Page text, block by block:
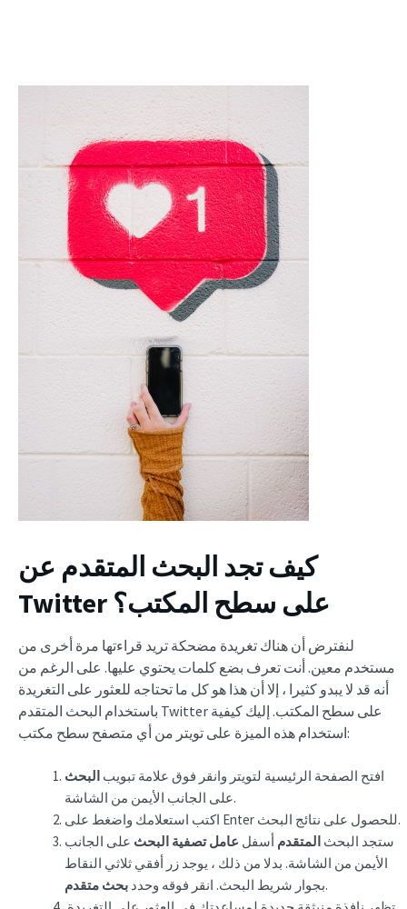
كيف تجد البحث المتقدم عن
Twitter على سطح المكتب؟
لنفترض أن هناك تغريدة مضحكة تريد قراءتها مرة أخرى من
مستخدم معين. أنت تعرف بضع كلمات يحتوي عليها. على الرغم من
أنه قد لا يبدو كثيرا ، إلا أن هذا هو كل ما تحتاجه للعثور على التغريدة
باستخدام البحث المتقدم Twitter على سطح المكتب. إليك كيفية
استخدام هذه الميزة على تويتر من أي متصفح سطح مكتب:
افتح الصفحة الرئيسية لتويتر وانقر فوق علامة تبويب البحث
على الجانب الأيمن من الشاشة.
اكتب استعلامك واضغط على Enter للحصول على نتائج البحث.
ستجد البحث المتقدم أسفل عامل تصفية البحث على الجانب
الأيمن من الشاشة. بدلا من ذلك ، يوجد زر أفقي ثلاثي النقاط
بجوار شريط البحث. انقر فوقه وحدد بحث متقدم
.